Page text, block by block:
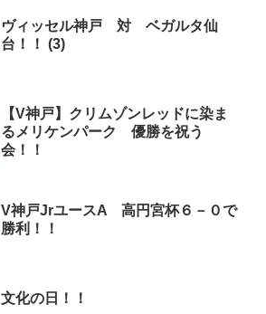
ヴィッセル神戸 対 ベガルタ仙
台！！ (3)
【V神戸】クリムゾンレッドに染ま
るメリケンパーク 優勝を祝う
会！！
V神戸JrユースA 高円宮杯６－０で
勝利！！
文化の日！！